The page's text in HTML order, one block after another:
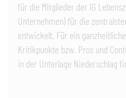
für die Mitglieder der IG
Unternehmen) für die
entwickelt. Für ein
Kritikpunkte bzw. Pros und
in der Unterlage Niederschlag